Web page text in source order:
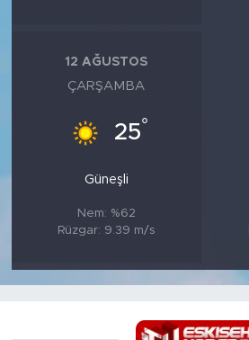
12 AĞUSTOS
ÇARŞAMBA
25°
Güneşli
Nem: %62
Rüzgar: 9.39 m/s